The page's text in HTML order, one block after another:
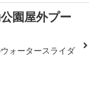
園屋外プー
ォータースライダ